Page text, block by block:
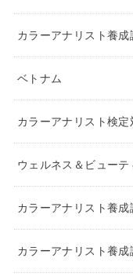
カラーアナリスト養
ベトナム
カラーアナリスト検
ウェルネス＆ビューテ
カラーアナリスト養
カラーアナリスト養